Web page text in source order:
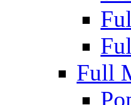
Full